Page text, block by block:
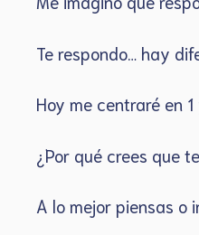
Te respondo… hay
Hoy me centraré en
¿Por qué crees que
A lo mejor piensas o